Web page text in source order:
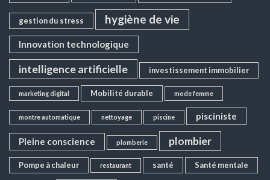
gestion du stress hygiène de vie
Innovation technologique
intelligence artificielle investissement immobilier
marketing digital Mobilité durable mode femme
montre automatique nettoyage piscine pisciniste
Pleine conscience plomberie plombier
Pompe à chaleur restaurant santé Santé mentale